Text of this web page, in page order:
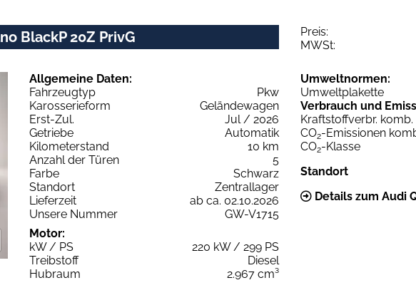
BlackP 20Z PrivG Preis:
MWSt:
Allgemeine Daten:
Fahrzeugtyp
Pkw
Karosserieform
Geländewagen
Erst-Zul.
Jul / 2026
Getriebe
Automatik
Kilometerstand
10 km
Anzahl der Türen
5
Farbe
Schwarz
Standort
Zentrallager
Lieferzeit
ab ca. 02.10.2026
Unsere Nummer
GW-V1715
Motor:
kW / PS
220 kW / 299 PS
Treibstoff
Diesel
Hubraum
2.967 cm³
Umweltnormen:
Umweltplakette
Verbrauch und
Kraftstoffverbr. komb.
CO2-Emissionen
CO2-Klasse
Standort
Details zum Audi